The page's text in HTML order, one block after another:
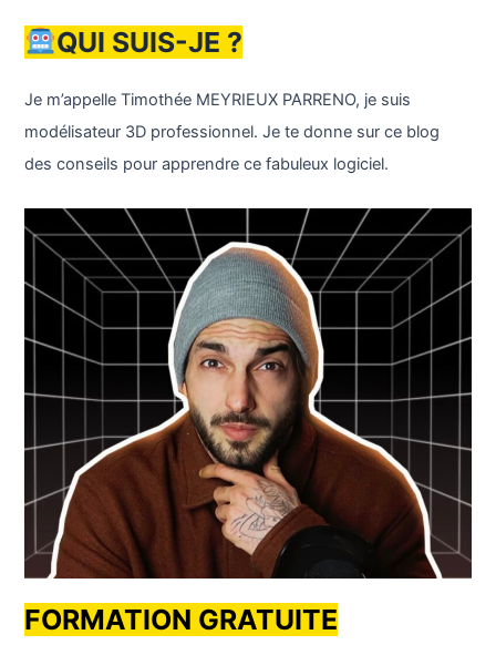
QUI SUIS-JE ?
Je m’appelle Timothée MEYRIEUX PARRENO, je suis
modélisateur 3D professionnel. Je te donne sur ce blog
des conseils pour apprendre ce fabuleux logiciel.
FORMATION GRATUITE